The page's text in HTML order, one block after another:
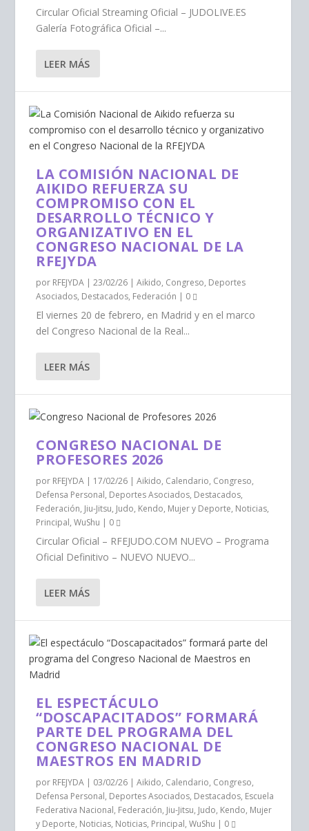
Circular Oficial Streaming Oficial – JUDOLIVE.ES
Galería Fotográfica Oficial –...
LEER MÁS
LA COMISIÓN NACIONAL DE
AIKIDO REFUERZA SU
COMPROMISO CON EL
DESARROLLO TÉCNICO Y
ORGANIZATIVO EN EL
CONGRESO NACIONAL DE LA
RFEJYDA
por RFEJYDA |23/02/26 |Aikido, Congreso, Deportes
Asociados, Destacados, Federación | 0
El viernes 20 de febrero, en Madrid y en el marco
del Congreso Nacional de la Real...
LEER MÁS
CONGRESO NACIONAL DE
PROFESORES 2026
por RFEJYDA | 17/02/26 |Aikido, Calendario, Congreso,
Defensa Personal, Deportes Asociados, Destacados,
Federación, Jiu-Jitsu, Judo, Kendo, Mujer y Deporte, Noticias,
Principal,WuShu | 0
Circular Oficial – RFEJUDO.COM NUEVO – Programa
Oficial Definitivo – NUEVO NUEVO...
LEER MÁS
EL ESPECTÁCULO
“DOSCAPACITADOS” FORMARÁ
PARTE DEL PROGRAMA DEL
CONGRESO NACIONAL DE
MAESTROS EN MADRID
por RFEJYDA | 03/02/26 |Aikido, Calendario, Congreso,
Defensa Personal, Deportes Asociados, Destacados, Escuela
Federativa Nacional, Federación, Jiu-Jitsu, Judo, Kendo, Mujer
y Deporte, Noticias, Noticias, Principal,WuShu | 0